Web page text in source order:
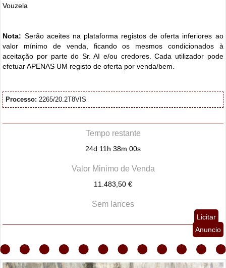
Vouzela
Nota: Serão aceites na plataforma registos de oferta inferiores ao
valor mínimo de venda, ficando os mesmos condicionados à
aceitação por parte do Sr. AI e/ou credores. Cada utilizador pode
efetuar APENAS UM registo de oferta por venda/bem.
Processo: 2265/20.2T8VIS
Tempo restante
24d 11h 38m 00s
Valor Minimo de Venda
11.483,50 €
Sem lances
Licitar
Anuncio